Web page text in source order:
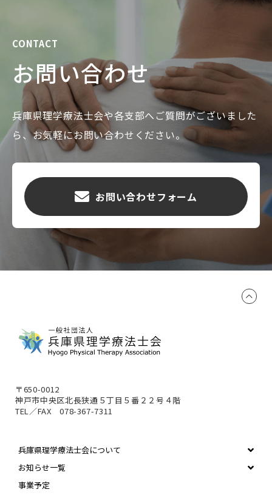
CONTACT
お問い合わせ
兵庫県理学療法士会や各支部へご質問がございました
ら、お気軽にお問い合わせください。
お問い合わせフォーム
〒650-0012
神戸市中央区北長狭通５丁目５番２２号４階
TEL／FAX 078-367-7311
兵庫県理学療法士会について
お知らせ一覧
事業予定